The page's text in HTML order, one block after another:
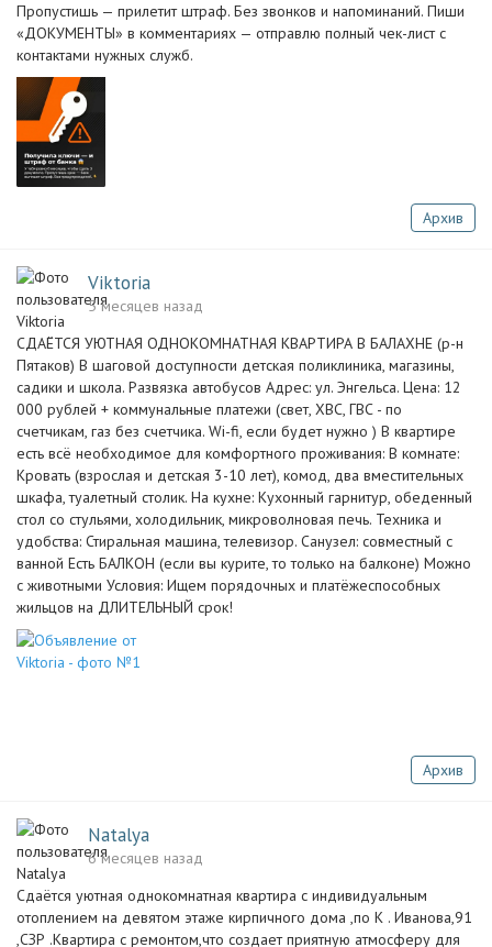
Пропустишь — прилетит штраф. Без звонков и напоминаний. Пиши
«ДОКУМЕНТЫ» в комментариях — отправлю полный чек-лист с
контактами нужных служб.
Архив
Viktoria
5 месяцев назад
СДАЁТСЯ УЮТНАЯ ОДНОКОМНАТНАЯ КВАРТИРА В БАЛАХНЕ (р-н
Пятаков) В шаговой доступности детская поликлиника, магазины,
садики и школа. Развязка автобусов Адрес: ул. Энгельса. Цена: 12
000 рублей + коммунальные платежи (свет, ХВС, ГВС - по
счетчикам, газ без счетчика. Wi-fi, если будет нужно ) В квартире
есть всё необходимое для комфортного проживания: В комнате:
Кровать (взрослая и детская 3-10 лет), комод, два вместительных
шкафа, туалетный столик. На кухне: Кухонный гарнитур, обеденный
стол со стульями, холодильник, микроволновая печь. Техника и
удобства: Стиральная машина, телевизор. Санузел: совместный с
ванной Есть БАЛКОН (если вы курите, то только на балконе) Можно
с животными Условия: Ищем порядочных и платёжеспособных
жильцов на ДЛИТЕЛЬНЫЙ срок!
Архив
Natalya
6 месяцев назад
Сдаётся уютная однокомнатная квартира с индивидуальным
отоплением на девятом этаже кирпичного дома ,по К . Иванова,91
,СЗР .Квартира с ремонтом,что создает приятную атмосферу для